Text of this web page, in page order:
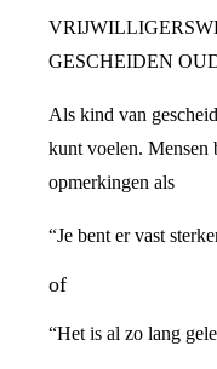
GESCHEIDEN
Als kind van
kunt voelen. Mensen
opmerkingen als
“Je bent er vast
of
“Het is al zo lang